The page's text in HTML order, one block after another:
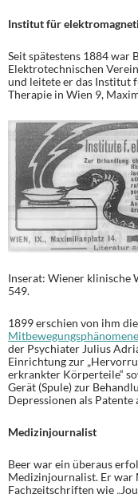
Institut für
Seit spätestens 1884 war
Elektrotechnischen
und leitete er das Institut
Therapie in Wien 9,
Inserat: Wiener klinische
549.
1899 erschien von ihm
Mitbewegungsphänomene
der Psychiater Julius
Einrichtung zur
erkrankter Körperteile“
Gerät (Spule) zur
Depressionen als Patente
Medizinjournalist
Beer war ein überaus
Medizinjournalist. Er
Fachzeitschriften wie